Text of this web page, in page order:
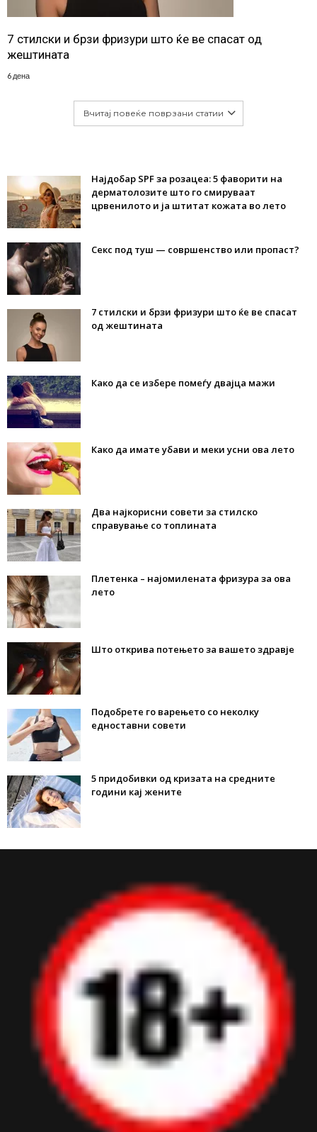
7 стилски и брзи фризури што ќе ве спасат од
жештината
6 дена
Вчитај повеќе поврзани статии
Најдобар SPF за розацеа: 5 фаворити на
дерматолозите што го смируваат
црвенилото и ја штитат кожата во лето
Секс под туш — совршенство или пропаст?
7 стилски и брзи фризури што ќе ве спасат
од жештината
Како да се избере помеѓу двајца мажи
Како да имате убави и меки усни ова лето
Два најкорисни совети за стилско
справување со топлината
Плетенка – најомилената фризура за ова
лето
Што открива потењето за вашето здравје
Подобрете го варењето со неколку
едноставни совети
5 придобивки од кризата на средните
години кај жените